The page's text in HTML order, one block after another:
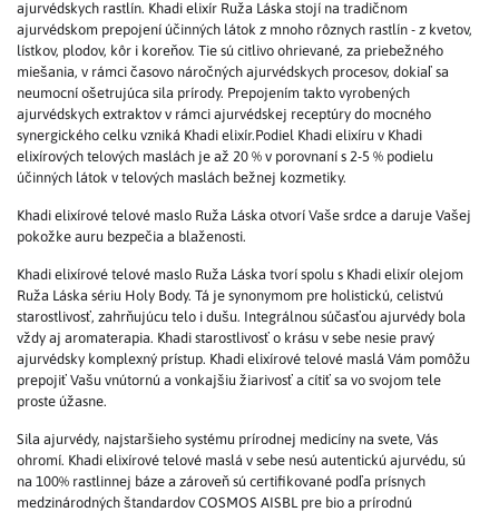
ajurvédskych rastlín. Khadi elixír Ruža Láska stojí na tradičnom
ajurvédskom prepojení účinných látok z mnoho rôznych rastlín - z kvetov,
lístkov, plodov, kôr i koreňov. Tie sú citlivo ohrievané, za priebežného
miešania, v rámci časovo náročných ajurvédskych procesov, dokiaľ sa
neumocní ošetrujúca sila prírody. Prepojením takto vyrobených
ajurvédskych extraktov v rámci ajurvédskej receptúry do mocného
synergického celku vzniká Khadi elixír.Podiel Khadi elixíru v Khadi
elixírových telových maslách je až 20 % v porovnaní s 2-5 % podielu
účinných látok v telových maslách bežnej kozmetiky.
Khadi elixírové telové maslo Ruža Láska otvorí Vaše srdce a daruje Vašej
pokožke auru bezpečia a blaženosti.
Khadi elixírové telové maslo Ruža Láska tvorí spolu s Khadi elixír olejom
Ruža Láska sériu Holy Body. Tá je synonymom pre holistickú, celistvú
starostlivosť, zahrňujúcu telo i dušu. Integrálnou súčasťou ajurvédy bola
vždy aj aromaterapia. Khadi starostlivosť o krásu v sebe nesie pravý
ajurvédsky komplexný prístup. Khadi elixírové telové maslá Vám pomôžu
prepojiť Vašu vnútornú a vonkajšiu žiarivosť a cítiť sa vo svojom tele
proste úžasne.
Sila ajurvédy, najstaršieho systému prírodnej medicíny na svete, Vás
ohromí. Khadi elixírové telové maslá v sebe nesú autentickú ajurvédu, sú
na 100% rastlinnej báze a zároveň sú certifikované podľa prísnych
medzinárodných štandardov COSMOS AISBL pre bio a prírodnú